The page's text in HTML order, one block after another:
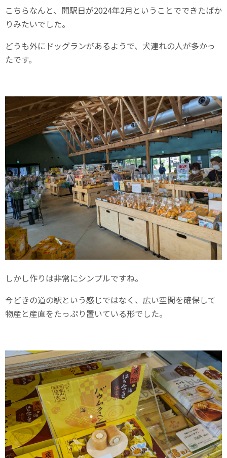
こちらなんと、開駅日が2024年2月ということでできたばか
りみたいでした。
どうも外にドッグランがあるようで、犬連れの人が多かっ
たです。
しかし作りは非常にシンプルですね。
今どきの道の駅という感じではなく、広い空間を確保して
物産と産直をたっぷり置いている形でした。